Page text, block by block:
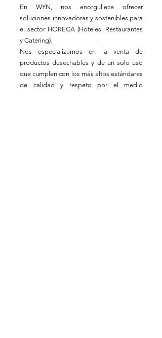
En WYN, nos enorgullece ofrecer
soluciones innovadoras y sostenibles para
el sector HORECA (Hoteles, Restaurantes
y Catering).
Nos especializamos en la venta de
productos desechables y de un solo uso
que cumplen con los más altos estándares
de calidad y respeto por el medio